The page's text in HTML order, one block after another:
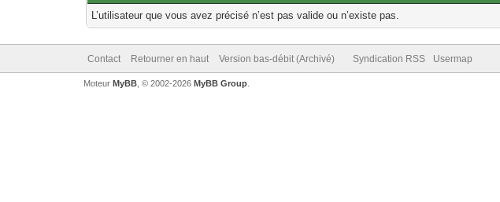
L’utilisateur que vous avez précisé n’est pas valide ou n’existe pas.
Contact Retourner en haut Version bas-débit (Archivé) Syndication RSS Usermap
Moteur MyBB, © 2002-2026 MyBB Group.